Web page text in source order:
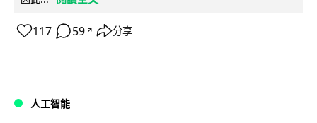
117 59 ↗ 分享
人工智能